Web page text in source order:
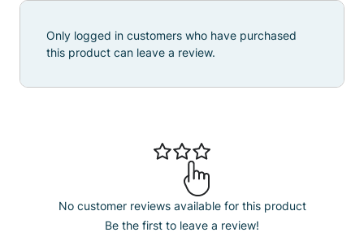
No customer reviews available for this product
Be the first to leave a review!
Only logged in customers who have purchased
this product can leave a review.